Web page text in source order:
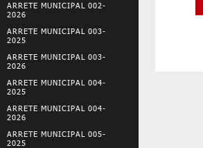
ARRETE MUNICIPAL 002-
2026
ARRETE MUNICIPAL 003-
2025
ARRETE MUNICIPAL 003-
2026
ARRETE MUNICIPAL 004-
2025
ARRETE MUNICIPAL 004-
2026
ARRETE MUNICIPAL 005-
2025